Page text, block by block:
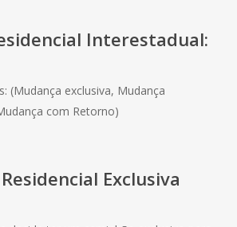
Interestadual:
(Mudança exclusiva, Mudança
com Retorno)
Residencial Exclusiva